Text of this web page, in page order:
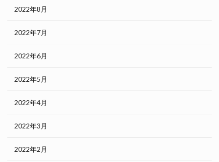
2022年8月
2022年7月
2022年6月
2022年5月
2022年4月
2022年3月
2022年2月